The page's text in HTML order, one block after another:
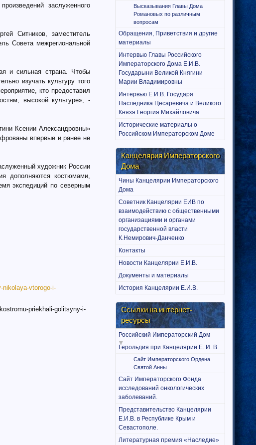
заслуженного
Ситников, заместитель
Совета межрегиональной
и сильная страна. Чтобы
изучать культуру того
кто предоставил
высокой культуре», -
Ксении Александровны»
впервые и ранее не
художник России
дополняются костюмами,
экспедиций по северным
vtorogo-i-
priekhali-golitsyny-i-
Высказывания Главы Дома
Романовых по различным
вопросам
Обращения, Приветствия и другие
материалы
Интервью Главы Российского
Императорского Дома Е.И.В.
Государыни Великой Княгини
Марии Владимировны
Интервью Е.И.В. Государя
Наследника Цесаревича и Великого
Князя Георгия Михайловича
Исторические материалы о
Российском Императорском Доме
Канцелярия Императорского
Дома
Чины Канцелярии Императорского
Дома
Советник Канцелярии ЕИВ по
взаимодействию с общественными
организациями и органами
государственной власти
К.Немирович-Данченко
Контакты
Новости Канцелярии Е.И.В.
Документы и материалы
История Канцелярии Е.И.В.
Ссылки на интернет-
ресурсы
Российский Императорский Дом
Герольдия при Канцелярии Е. И. В.
Сайт Императорского Ордена
Святой Анны
Сайт Императорского Фонда
исследований онкологических
заболеваний.
Представительство Канцелярии
Е.И.В. в Республике Крым и
Севастополе.
Литературная премия «Наследие»